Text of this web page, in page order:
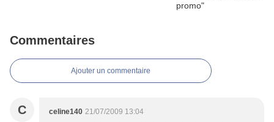
Commentaires
Ajouter un commentaire
C celine140 21/07/2009 13:04